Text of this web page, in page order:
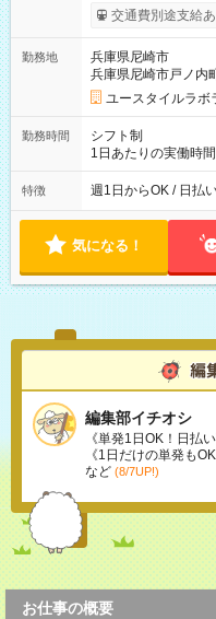
考慮して決定します 【収入例】 週1回勤務の場合：1,830円×8時
間×4回=5万8,560円 週3回勤務の場合：1,830円×8時間×12回
月 ※ 雇用形態と給与
用形態：本採用時と
交通費別途支給あ
勤務地
兵庫県尼崎市
兵庫県尼崎市戸ノ内
ユースタイルラボ
勤務時間
シフト制
1日あたりの実働時
00 ※週1日～OK ／ 夜勤専従 ＊＊ 勤務時間例 ＊＊ ■22時か
ら翌7時 ■23時から翌8時
ます。 ※曜日固定（
特徴 週1日からOK / 日払
気になる！
編集部イチオシ
《単発1日OK！日払
《1日だけの単発も
など (8/7UP!)
お仕事の概要